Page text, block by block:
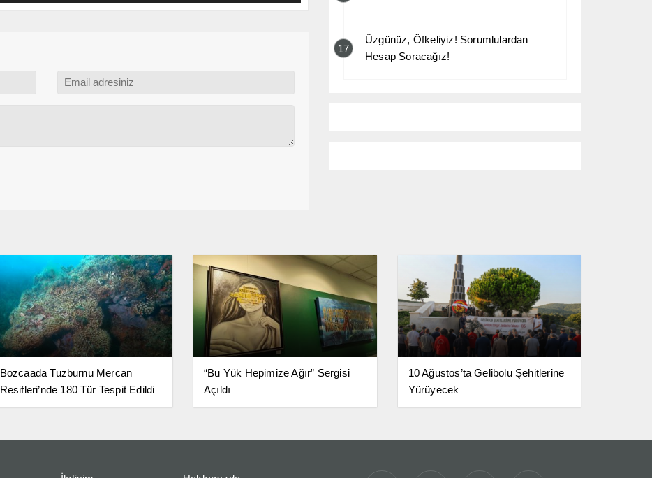
17
Üzgünüz, Öfkeliyiz! Sorumlulardan
Hesap Soracağız!
Bozcaada Tuzburnu Mercan
Resifleri’nde 180 Tür Tespit Edildi
“Bu Yük Hepimize Ağır” Sergisi
Açıldı
10 Ağustos’ta Gelibolu Şehitlerine
Yürüyecek